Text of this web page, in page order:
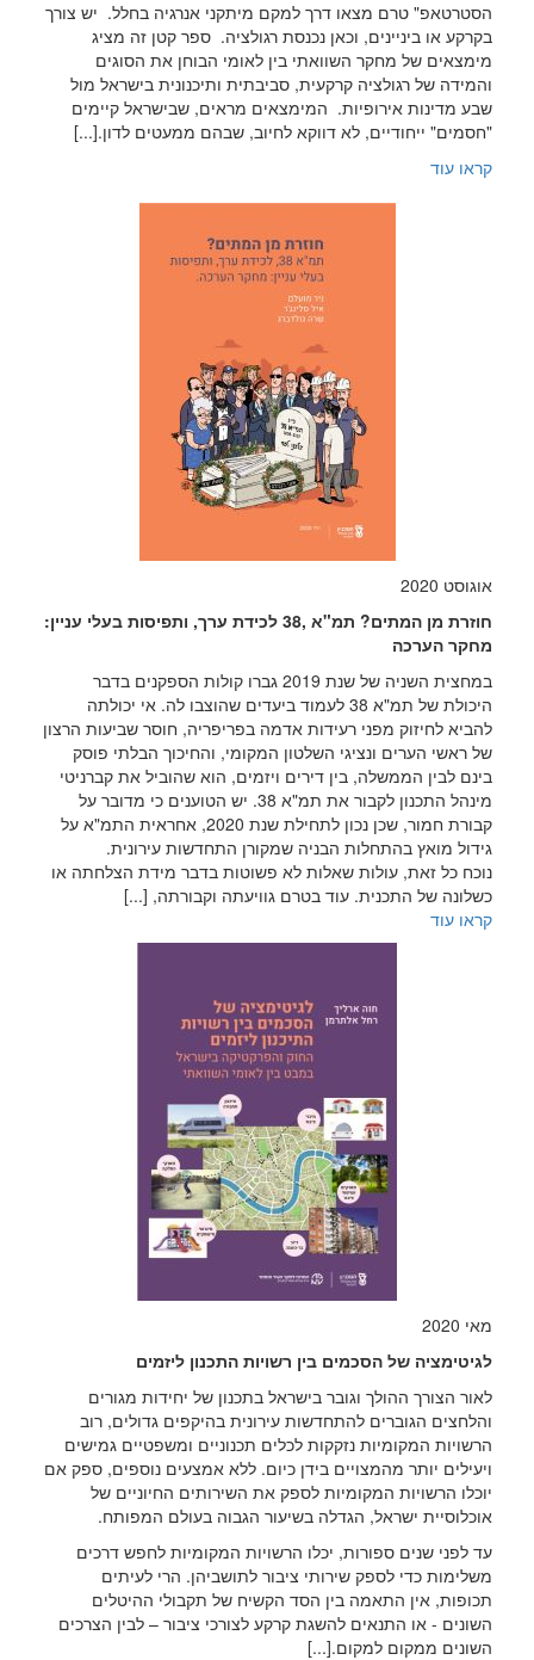
הסטרטאפ" טרם מצאו דרך למקם מיתקני אנרגיה בחלל. יש צורך
בקרקע או ביניינים, וכאן נכנסת רגולציה. ספר קטן זה מציג
מימצאים של מחקר השוואתי בין לאומי הבוחן את הסוגים
והמידה של רגולציה קרקעית, סביבתית ותיכנונית בישראל מול
שבע מדינות אירופיות. המימצאים מראים, שבישראל קיימים
"חסמים" ייחודיים, לא דווקא לחיוב, שבהם ממעטים לדון.[...]
קראו עוד
אוגוסט 2020
חוזרת מן המתים? תמ"א ,38 לכידת ערך, ותפיסות בעלי עניין:
מחקר הערכה
במחצית השניה של שנת 2019 גברו קולות הספקנים בדבר
היכולת של תמ"א 38 לעמוד ביעדים שהוצבו לה. אי יכולתה
להביא לחיזוק מפני רעידות אדמה בפריפריה, חוסר שביעות הרצון
של ראשי הערים ונציגי השלטון המקומי, והחיכוך הבלתי פוסק
בינם לבין הממשלה, בין דירים ויזמים, הוא שהוביל את קברניטי
מינהל התכנון לקבור את תמ"א 38. יש הטוענים כי מדובר על
קבורת חמור, שכן נכון לתחילת שנת 2020, אחראית התמ"א על
גידול מואץ בהתחלות הבניה שמקורן התחדשות עירונית.
נוכח כל זאת, עולות שאלות לא פשוטות בדבר מידת הצלחתה או
כשלונה של התכנית. עוד בטרם גוויעתה וקבורתה, [...]
קראו עוד
מאי 2020
לגיטימציה של הסכמים בין רשויות התכנון ליזמים
לאור הצורך ההולך וגובר בישראל בתכנון של יחידות מגורים
והלחצים הגוברים להתחדשות עירונית בהיקפים גדולים, רוב
הרשויות המקומיות נזקקות לכלים תכנוניים ומשפטיים גמישים
ויעילים יותר מהמצויים בידן כיום. ללא אמצעים נוספים, ספק אם
יוכלו הרשויות המקומיות לספק את השירותים החיוניים של
אוכלוסיית ישראל, הגדלה בשיעור הגבוה בעולם המפותח.
עד לפני שנים ספורות, יכלו הרשויות המקומיות לחפש דרכים
משלימות כדי לספק שירותי ציבור לתושביהן. הרי לעיתים
תכופות, אין התאמה בין הסד הקשיח של תקבולי ההיטלים
השונים - או התנאים להשגת קרקע לצורכי ציבור – לבין הצרכים
השונים ממקום למקום.[...]